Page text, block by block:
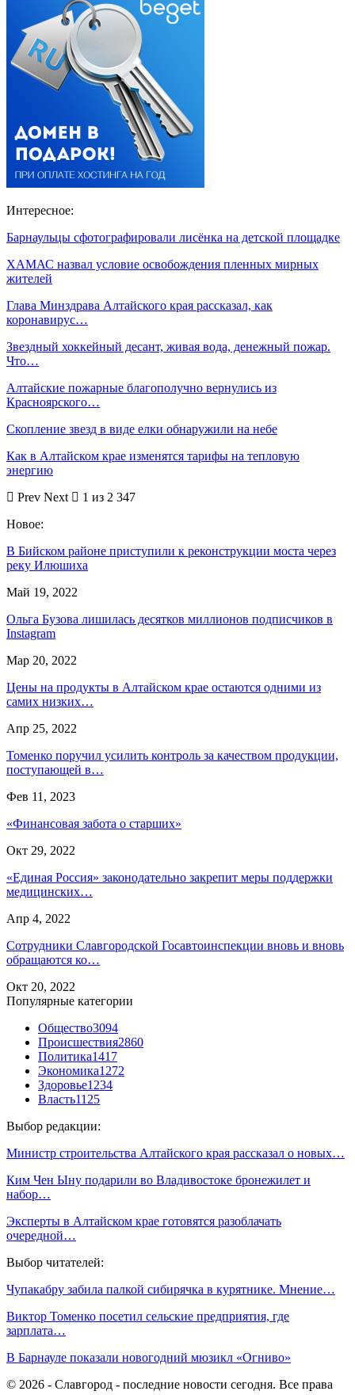
Интересное:
Барнаульцы сфотографировали лисёнка на детской площадке
ХАМАС назвал условие освобождения пленных мирных
жителей
Глава Минздрава Алтайского края рассказал, как
коронавирус…
Звездный хоккейный десант, живая вода, денежный пожар.
Что…
Алтайские пожарные благополучно вернулись из
Красноярского…
Скопление звезд в виде елки обнаружили на небе
Как в Алтайском крае изменятся тарифы на тепловую
энергию
Prev Next
1 из 2 347
Новое:
В Бийском районе приступили к реконструкции моста через
реку Илюшиха
Май 19, 2022
Ольга Бузова лишилась десятков миллионов подписчиков в
Instagram
Мар 20, 2022
Цены на продукты в Алтайском крае остаются одними из
самих низких…
Апр 25, 2022
Томенко поручил усилить контроль за качеством продукции,
поступающей в…
Фев 11, 2023
«Финансовая забота о старших»
Окт 29, 2022
«Единая Россия» законодательно закрепит меры поддержки
медицинских…
Апр 4, 2022
Сотрудники Славгородской Госавтоинспекции вновь и вновь
обращаются ко…
Окт 20, 2022
Популярные категории
Общество3094
Происшествия2860
Политика1417
Экономика1272
Здоровье1234
Власть1125
Выбор редакции:
Министр строительства Алтайского края рассказал о новых…
Ким Чен Ыну подарили во Владивостоке бронежилет и
набор…
Эксперты в Алтайском крае готовятся разоблачать
очередной…
Выбор читателей:
Чупакабру забила палкой сибирячка в курятнике. Мнение…
Виктор Томенко посетил сельские предприятия, где
зарплата…
В Барнауле показали новогодний мюзикл «Огниво»
© 2026 - Славгород - последние новости сегодня. Все права